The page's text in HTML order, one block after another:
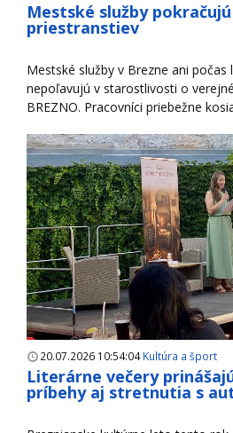
Mestské služby
priestranstiev
Mestské služby v Brezne ani počas
nepoľavujú v starostlivosti o
BREZNO. Pracovníci priebežne
20.07.2026 10:54:04Kultúra a šport
Literárne večery
príbehy aj stretnutia s